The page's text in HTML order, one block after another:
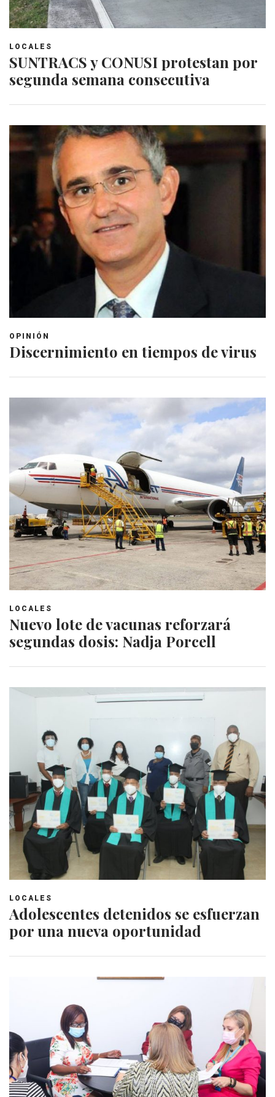
LOCALES
SUNTRACS y CONUSI protestan por
segunda semana consecutiva
OPINIÓN
Discernimiento en tiempos de virus
LOCALES
Nuevo lote de vacunas reforzará
segundas dosis: Nadja Porcell
LOCALES
Adolescentes detenidos se esfuerzan
por una nueva oportunidad